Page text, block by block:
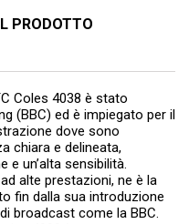
PRODOTTO
Coles 4038 è stato
(BBC) ed è impiegato per il
dove sono
chiara e delineata,
e un’alta sensibilità.
alte prestazioni, ne è la
fin dalla sua introduzione
broadcast come la BBC.